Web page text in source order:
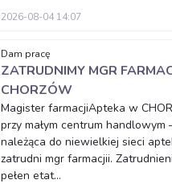
2026-08-04 14:07
Dam pracę
ZATRUDNIMY MGR
CHORZÓW
Magister farmacjiApteka w
przy małym centrum handlowym
należąca do niewielkiej sieci
zatrudni mgr farmacjii.
pełen etat...